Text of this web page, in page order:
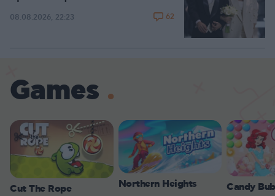
08.08.2026, 22:23 62
Games
Cut The Rope Northern Heights Candy